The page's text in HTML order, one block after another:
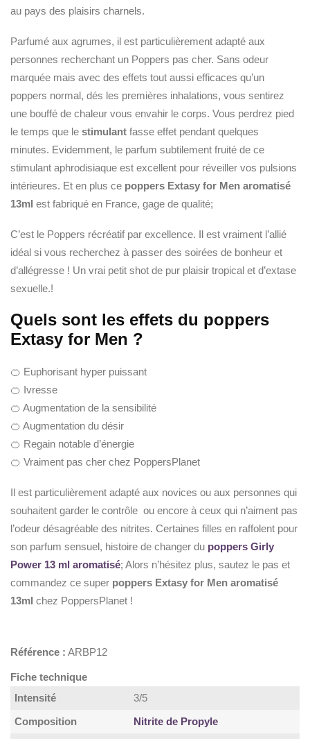
au pays des plaisirs charnels.
Parfumé aux agrumes, il est particulièrement adapté aux
personnes recherchant un Poppers pas cher. Sans odeur
marquée mais avec des effets tout aussi efficaces qu’un
poppers normal, dés les premières inhalations, vous sentirez
une bouffé de chaleur vous envahir le corps. Vous perdrez pied
le temps que le stimulant fasse effet pendant quelques
minutes. Evidemment, le parfum subtilement fruité de ce
stimulant aphrodisiaque est excellent pour réveiller vos pulsions
intérieures. Et en plus ce poppers Extasy for Men aromatisé
13ml est fabriqué en France, gage de qualité;
C’est le Poppers récréatif par excellence. Il est vraiment l’allié
idéal si vous recherchez à passer des soirées de bonheur et
d’allégresse ! Un vrai petit shot de pur plaisir tropical et d’extase
sexuelle.!
Quels sont les effets du poppers
Extasy for Men ?
🍊 Euphorisant hyper puissant
🍊 Ivresse
🍊 Augmentation de la sensibilité
🍊 Augmentation du désir
🍊 Regain notable d’énergie
🍊 Vraiment pas cher chez PoppersPlanet
Il est particulièrement adapté aux novices ou aux personnes qui
souhaitent garder le contrôle ou encore à ceux qui n’aiment pas
l’odeur désagréable des nitrites. Certaines filles en raffolent pour
son parfum sensuel, histoire de changer du poppers Girly
Power 13 ml aromatisé; Alors n’hésitez plus, sautez le pas et
commandez ce super poppers Extasy for Men aromatisé
13ml chez PoppersPlanet !
Référence : ARBP12
Fiche technique
Intensité
3/5
Composition
Nitrite de Propyle